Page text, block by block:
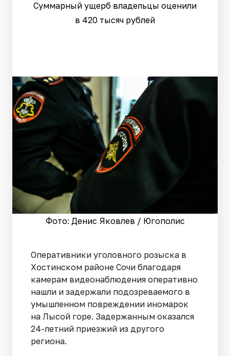
Суммарный ущерб владельцы оценили
в 420 тысяч рублей
Фото: Денис Яковлев / Югополис
Оперативники уголовного розыска в
Хостинском районе Сочи благодаря
камерам видеонаблюдения оперативно
нашли и задержали подозреваемого в
умышленном повреждении иномарок
на Лысой горе. Задержанным оказался
24-летний приезжий из другого
региона.